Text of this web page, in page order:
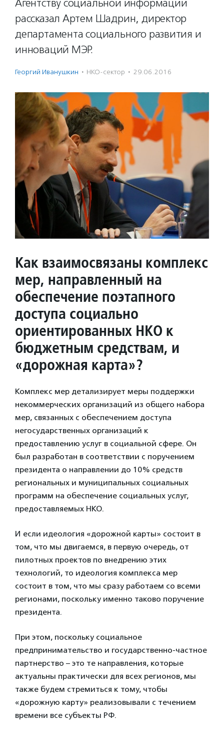
Агентству социальной информации
рассказал Артем Шадрин, директор
департамента социального развития и
инноваций МЭР.
Георгий Иванушкин · НКО-сектор · 29.06.2016
Как взаимосвязаны комплекс
мер, направленный на
обеспечение поэтапного
доступа социально
ориентированных НКО к
бюджетным средствам, и
«дорожная карта»?
Комплекс мер детализирует меры поддержки
некоммерческих организаций из общего набора
мер, связанных с обеспечением доступа
негосударственных организаций к
предоставлению услуг в социальной сфере. Он
был разработан в соответствии с поручением
президента о направлении до 10% средств
региональных и муниципальных социальных
программ на обеспечение социальных услуг,
предоставляемых НКО.
И если идеология «дорожной карты» состоит в
том, что мы двигаемся, в первую очередь, от
пилотных проектов по внедрению этих
технологий, то идеология комплекса мер
состоит в том, что мы сразу работаем со всеми
регионами, поскольку именно таково поручение
президента.
При этом, поскольку социальное
предпринимательство и государственно-частное
партнерство – это те направления, которые
актуальны практически для всех регионов, мы
также будем стремиться к тому, чтобы
«дорожную карту» реализовывали с течением
времени все субъекты РФ.